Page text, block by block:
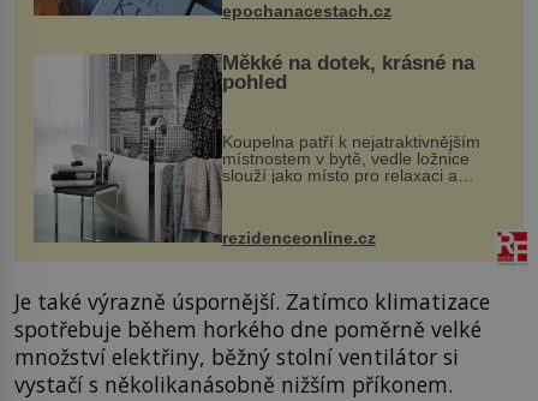
epochanacestach.cz
Měkké na dotek, krásné na
pohled
Koupelna patří k nejatraktivnějším
místnostem v bytě, vedle ložnice
slouží jako místo pro relaxaci a
odpočinek. Koupelnový textil –
ručníky, osušky a koberečky –
mohou jako mávnutím kouzelného
proutku...
rezidenceonline.cz
Je také výrazně úspornější. Zatímco klimatizace
spotřebuje během horkého dne poměrně velké
množství elektřiny, běžný stolní ventilátor si
vystačí s několikanásobně nižším příkonem.